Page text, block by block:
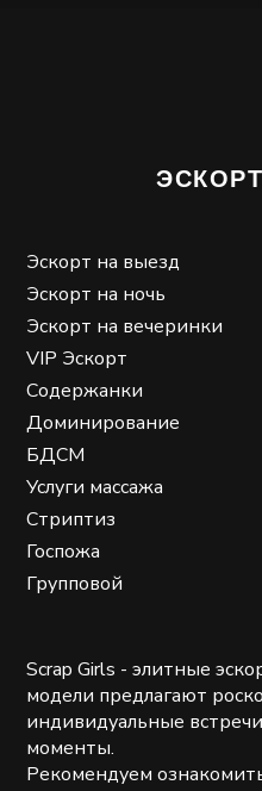
Эскорт на выезд
Эскорт на ночь
Эскорт на вечеринки
VIP Эскорт
Содержанки
Доминирование
БДСМ
Услуги массажа
Стриптиз
Госпожа
Групповой
Scrap Girls - элитные
модели предлагают
индивидуальные
моменты.
Рекомендуем